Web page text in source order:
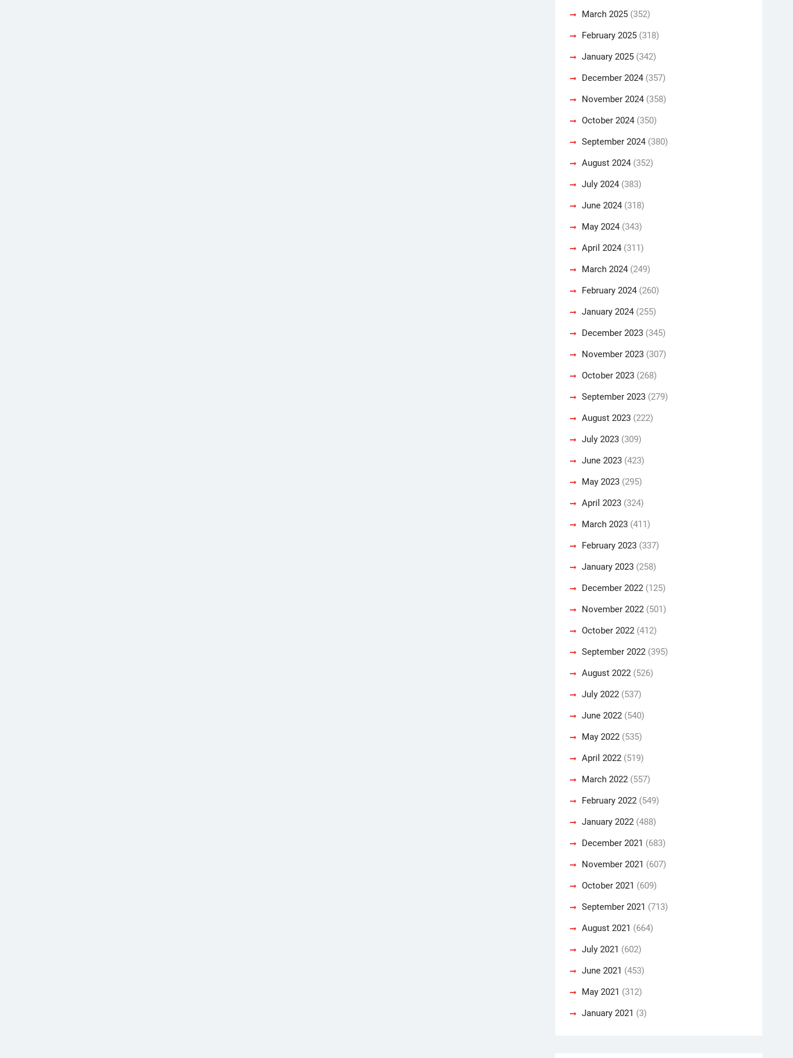
March 2025 (352)
February 2025 (318)
January 2025 (342)
December 2024 (357)
November 2024 (358)
October 2024 (350)
September 2024 (380)
August 2024 (352)
July 2024 (383)
June 2024 (318)
May 2024 (343)
April 2024 (311)
March 2024 (249)
February 2024 (260)
January 2024 (255)
December 2023 (345)
November 2023 (307)
October 2023 (268)
September 2023 (279)
August 2023 (222)
July 2023 (309)
June 2023 (423)
May 2023 (295)
April 2023 (324)
March 2023 (411)
February 2023 (337)
January 2023 (258)
December 2022 (125)
November 2022 (501)
October 2022 (412)
September 2022 (395)
August 2022 (526)
July 2022 (537)
June 2022 (540)
May 2022 (535)
April 2022 (519)
March 2022 (557)
February 2022 (549)
January 2022 (488)
December 2021 (683)
November 2021 (607)
October 2021 (609)
September 2021 (713)
August 2021 (664)
July 2021 (602)
June 2021 (453)
May 2021 (312)
January 2021 (3)